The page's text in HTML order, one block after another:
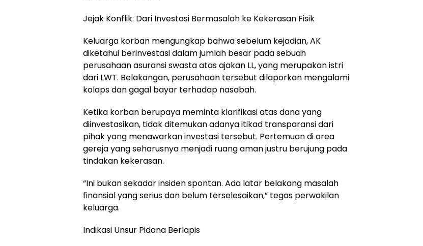
Jejak Konflik: Dari Investasi Bermasalah ke Kekerasan Fisik
Keluarga korban mengungkap bahwa sebelum kejadian, AK
diketahui berinvestasi dalam jumlah besar pada sebuah
perusahaan asuransi swasta atas ajakan LL, yang merupakan istri
dari LWT. Belakangan, perusahaan tersebut dilaporkan mengalami
kolaps dan gagal bayar terhadap nasabah.
Ketika korban berupaya meminta klarifikasi atas dana yang
diinvestasikan, tidak ditemukan adanya itikad transparansi dari
pihak yang menawarkan investasi tersebut. Pertemuan di area
gereja yang seharusnya menjadi ruang aman justru berujung pada
tindakan kekerasan.
“Ini bukan sekadar insiden spontan. Ada latar belakang masalah
finansial yang serius dan belum terselesaikan,” tegas perwakilan
keluarga.
Indikasi Unsur Pidana Berlapis